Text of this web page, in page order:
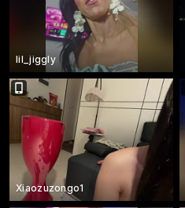
lil_jiggly
Xiaozuzongo1